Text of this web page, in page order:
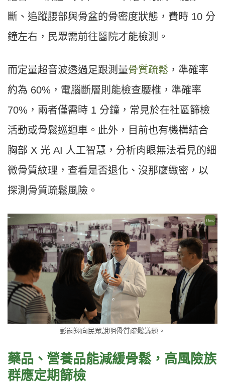
斷、追蹤腰部與骨盆的骨密度狀態，費時 10 分
鐘左右，民眾需前往醫院才能檢測。
而定量超音波透過足跟測量骨質疏鬆 ，準確率
約為 60%，電腦斷層則能檢查腰椎，準確率
70%，兩者僅需時 1 分鐘，常見於在社區篩檢
活動或骨鬆巡迴車。此外，目前也有機構結合
胸部 X 光 AI 人工智慧，分析肉眼無法看見的細
微骨質紋理，查看是否退化、沒那麼緻密，以
探測骨質疏鬆風險。
彭嗣翔向民眾說明骨質疏鬆議題。
藥品、營養品能減緩骨鬆，高風險族
群應定期篩檢